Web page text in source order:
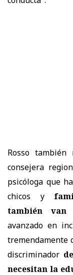
Rosso
consejera
psicóloga que
chicos y
también van
avanzado en
tremendamente
discriminador
necesitan la